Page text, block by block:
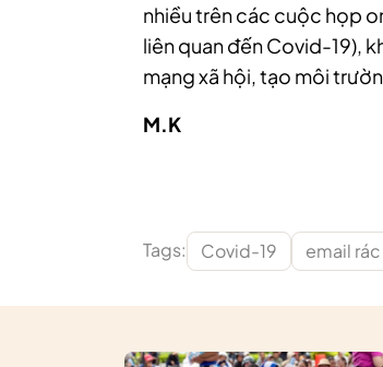
nhiều trên các cuộc họp
liên quan đến Covid-19),
mạng xã hội, tạo môi
M.K
Tags: Covid-19 email rác